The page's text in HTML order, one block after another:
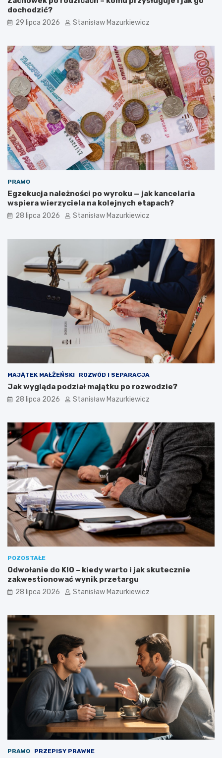
dochodzić?
29 lipca 2026 Stanisław Mazurkiewicz
PRAWO
Egzekucja należności po wyroku — jak kancelaria
wspiera wierzyciela na kolejnych etapach?
28 lipca 2026 Stanisław Mazurkiewicz
MAJĄTEK MAŁŻEŃSKI ROZWÓD I SEPARACJA
Jak wygląda podział majątku po rozwodzie?
28 lipca 2026 Stanisław Mazurkiewicz
POZOSTAŁE
Odwołanie do KIO – kiedy warto i jak skutecznie
zakwestionować wynik przetargu
28 lipca 2026 Stanisław Mazurkiewicz
PRAWO PRZEPISY PRAWNE